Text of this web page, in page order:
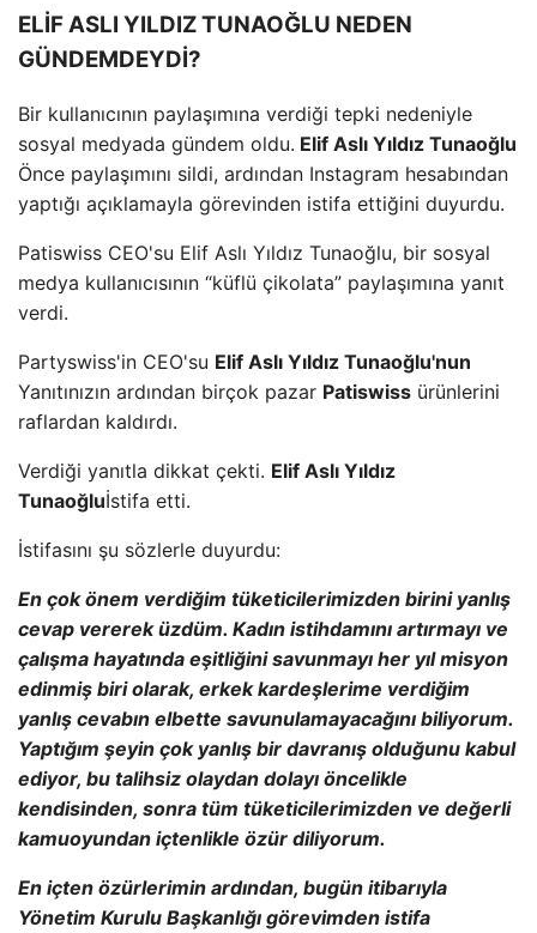
ELİF ASLI YILDIZ TUNAOĞLU NEDEN
GÜNDEMDEYDİ?
Bir kullanıcının paylaşımına verdiği tepki nedeniyle
sosyal medyada gündem oldu. Elif Aslı Yıldız Tunaoğlu
Önce paylaşımını sildi, ardından Instagram hesabından
yaptığı açıklamayla görevinden istifa ettiğini duyurdu.
Patiswiss CEO'su Elif Aslı Yıldız Tunaoğlu, bir sosyal
medya kullanıcısının “küflü çikolata” paylaşımına yanıt
verdi.
Partyswiss'in CEO'su Elif Aslı Yıldız Tunaoğlu'nun
Yanıtınızın ardından birçok pazar Patiswiss ürünlerini
raflardan kaldırdı.
Verdiği yanıtla dikkat çekti. Elif Aslı Yıldız
Tunaoğluİstifa etti.
İstifasını şu sözlerle duyurdu:
En çok önem verdiğim tüketicilerimizden birini yanlış
cevap vererek üzdüm. Kadın istihdamını artırmayı ve
çalışma hayatında eşitliğini savunmayı her yıl misyon
edinmiş biri olarak, erkek kardeşlerime verdiğim
yanlış cevabın elbette savunulamayacağını biliyorum.
Yaptığım şeyin çok yanlış bir davranış olduğunu kabul
ediyor, bu talihsiz olaydan dolayı öncelikle
kendisinden, sonra tüm tüketicilerimizden ve değerli
kamuoyundan içtenlikle özür diliyorum.
En içten özürlerimin ardından, bugün itibarıyla
Yönetim Kurulu Başkanlığı görevimden istifa